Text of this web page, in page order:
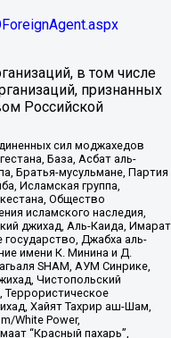
в том числе
признанных
Российской
сил моджахедов
База, Асбат аль-
Братья-мусульмане, Партия
Исламская группа,
Общество
исламского наследия,
джихад, Аль-Каида, Имарат
Джабха аль-
имени К. Минина и Д.
SHAM, АУМ Синрике,
Чистопольский
Террористическое
Хайят Тахрир аш-Шам,
White Power,
“Красный пахарь”,